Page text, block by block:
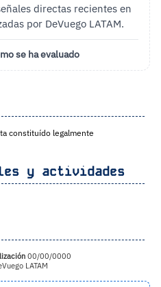
directas recientes en
por DeVuego LATAM.
se ha evaluado
constituído legalmente
y actividades
00/00/0000
LATAM